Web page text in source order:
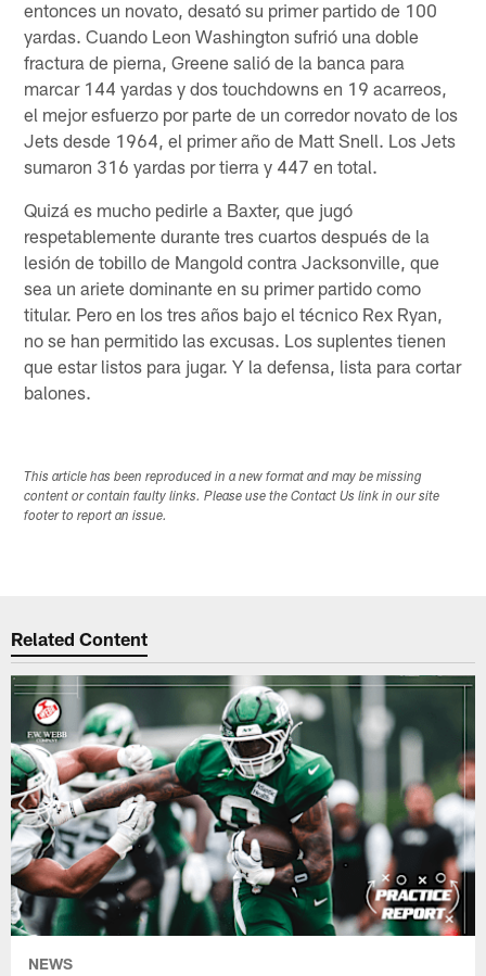
entonces un novato, desató su primer partido de 100
yardas. Cuando Leon Washington sufrió una doble
fractura de pierna, Greene salió de la banca para
marcar 144 yardas y dos touchdowns en 19 acarreos,
el mejor esfuerzo por parte de un corredor novato de los
Jets desde 1964, el primer año de Matt Snell. Los Jets
sumaron 316 yardas por tierra y 447 en total.
Quizá es mucho pedirle a Baxter, que jugó
respetablemente durante tres cuartos después de la
lesión de tobillo de Mangold contra Jacksonville, que
sea un ariete dominante en su primer partido como
titular. Pero en los tres años bajo el técnico Rex Ryan,
no se han permitido las excusas. Los suplentes tienen
que estar listos para jugar. Y la defensa, lista para cortar
balones.
This article has been reproduced in a new format and may be missing
content or contain faulty links. Please use the Contact Us link in our site
footer to report an issue.
Related Content
NEWS